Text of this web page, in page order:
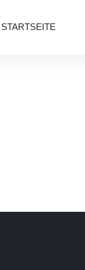
STARTSEITE